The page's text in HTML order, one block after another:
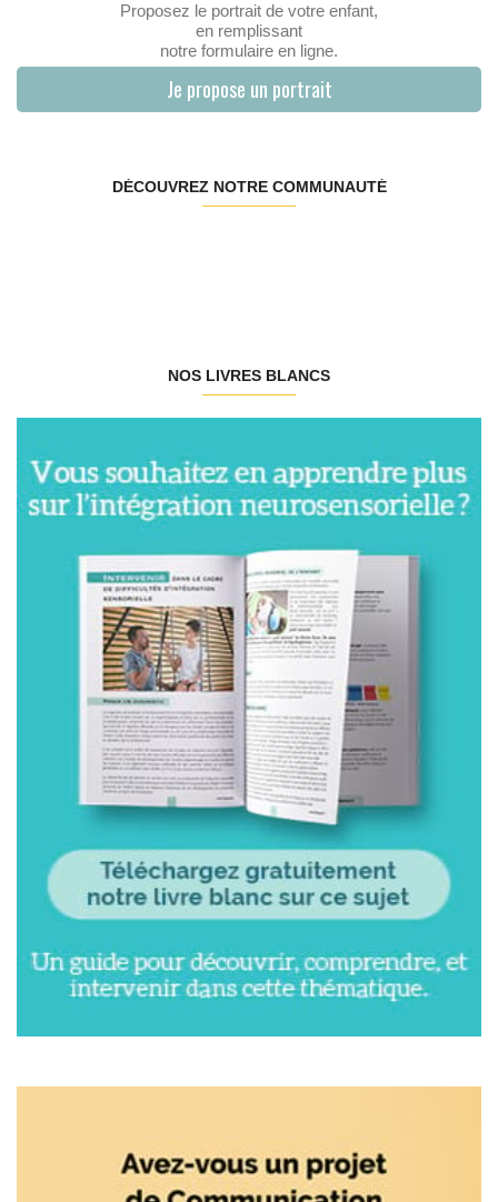
Proposez le portrait de votre enfant,
en remplissant
notre formulaire en ligne.
Je propose un portrait
DÉCOUVREZ NOTRE COMMUNAUTÉ
NOS LIVRES BLANCS